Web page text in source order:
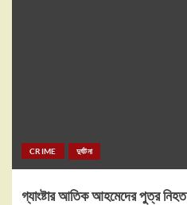
CRIME দুর্ঘটনা
গ্যাংষ্টার আতিক আহমেদের পুত্র নিহত